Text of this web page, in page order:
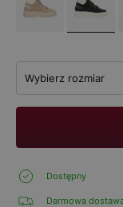
Wybierz rozmiar
Dostępny
Darmowa